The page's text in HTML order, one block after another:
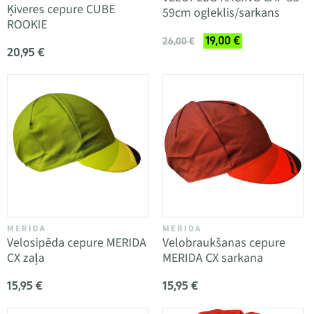
Ķiveres cepure CUBE
ROOKIE
20,95 €
59cm ogleklis/sarkans
26,00 € 19,00 €
MERIDA
Velosipēda cepure MERIDA
CX zaļa
15,95 €
MERIDA
Velobraukšanas cepure
MERIDA CX sarkana
15,95 €